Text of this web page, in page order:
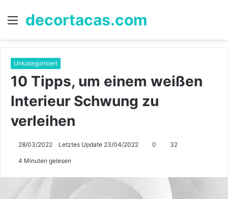
Menü
decortacas.com
Unkategorisiert
10 Tipps, um einem weißen
Interieur Schwung zu
verleihen
28/03/2022 Letztes Update 23/04/2022 0 32
4 Minuten gelesen